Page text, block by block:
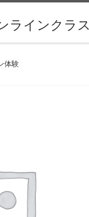
ラインクラス
体験